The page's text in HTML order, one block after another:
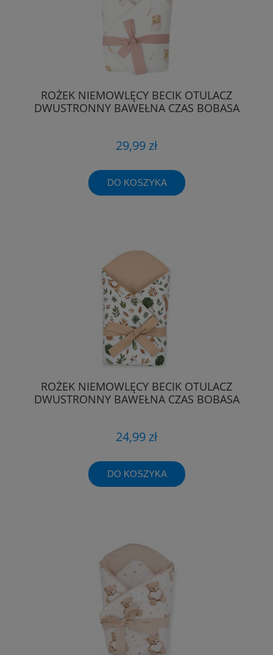
ROŻEK NIEMOWLĘCY BECIK OTULACZ
DWUSTRONNY BAWEŁNA CZAS BOBASA
29,99 zł
DO KOSZYKA
ROŻEK NIEMOWLĘCY BECIK OTULACZ
DWUSTRONNY BAWEŁNA CZAS BOBASA
24,99 zł
DO KOSZYKA